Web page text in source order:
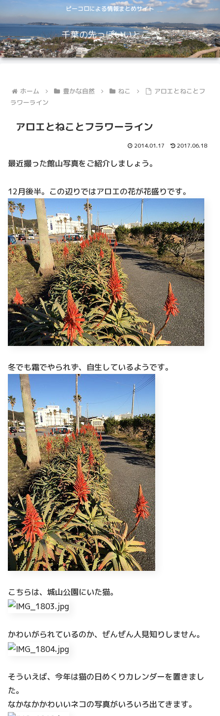
ピーコロによる情報まとめサイト
千葉の先っぽいいところ
ホーム 豊かな自然 ねこ
アロエとねことフ
ラワーライン
アロエとねことフラワーライン
2014.01.17 2017.06.18
最近撮った館山写真をご紹介しましょう。
12月後半。この辺りではアロエの花が花盛りです。
冬でも霜でやられず、自生しているようです。
こちらは、城山公園にいた猫。
かわいがられているのか、ぜんぜん人見知りしません。
そういえば、今年は猫の日めくりカレンダーを置きまし
た。
なかなかかわいいネコの写真がいろいろ出てきます。